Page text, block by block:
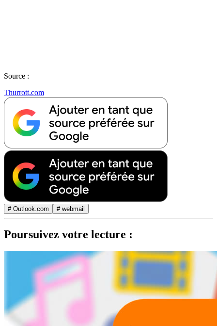
Source :
Thurrott.com
# Outlook.com # webmail
Poursuivez votre lecture :